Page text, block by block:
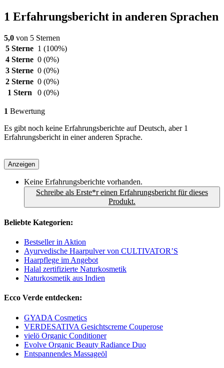
1 Erfahrungsbericht in anderen Sprachen
5,0 von 5 Sternen
5 Sterne 1 (100%)
4 Sterne 0 (0%)
3 Sterne 0 (0%)
2 Sterne 0 (0%)
1 Stern
0 (0%)
1 Bewertung
Es gibt noch keine Erfahrungsberichte auf Deutsch, aber 1
Erfahrungsbericht in einer anderen Sprache.
Anzeigen
Keine Erfahrungsberichte vorhanden.
Schreibe als Erste*r einen Erfahrungsbericht für dieses
Produkt.
Beliebte Kategorien:
Bestseller in Aktion
Ayurvedische Haarpulver von CULTIVATOR’S
Haarpflege im Angebot
Halal zertifizierte Naturkosmetik
Naturkosmetik aus Indien
Ecco Verde entdecken:
GYADA Cosmetics
VERDESATIVA Gesichtscreme Couperose
vielö Organic Conditioner
Evolve Organic Beauty Radiance Duo
Entspannendes Massageöl